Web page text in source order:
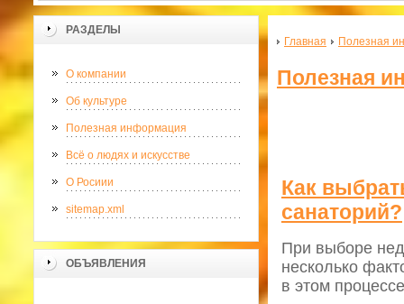
РАЗДЕЛЫ
О компании
Об культуре
Полезная информация
Всё о людях и искусстве
О Росиии
sitemap.xml
ОБЪЯВЛЕНИЯ
Главная Полезная
Полезная
Как
санаторий?
При выборе
несколько
в этом процессе